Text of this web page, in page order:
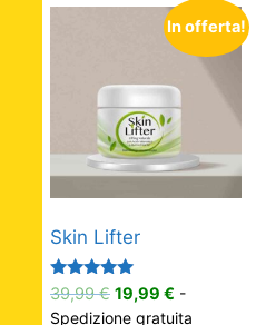
In offerta!
Skin Lifter
Valutato
5.00
su 5
39,99€ Il
prezzo
19,99 € Il
prezzo
-
Spedizione gratuita